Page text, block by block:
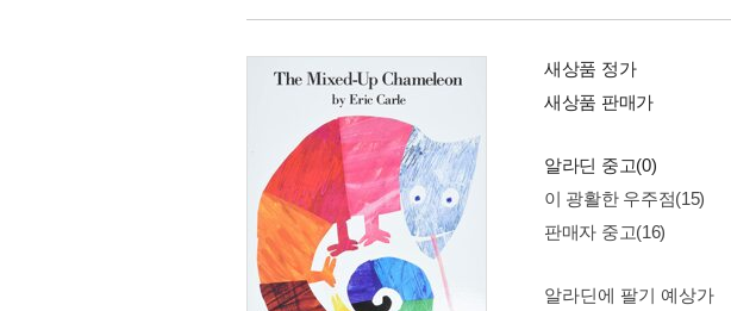
새상품 정가
새상품 판매가
알라딘 중고(0)
이 광활한 우주점(15)
판매자 중고(16)
알라딘에 팔기 예상가